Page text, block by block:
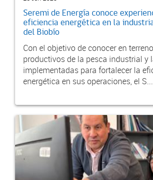
Seremi de Energía conoce
eficiencia energética en la
del Biobío
Con el objetivo de conocer en
productivos de la pesca industrial y
implementadas para fortalecer la
energética en sus operaciones, el S...